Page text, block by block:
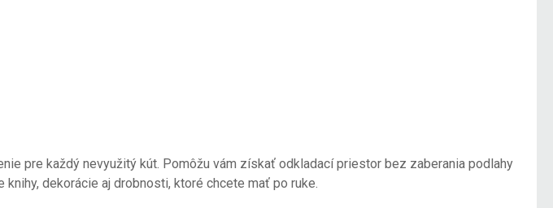
pre každý nevyužitý kút. Pomôžu vám získať odkladací priestor bez zaberania podlahy
dekorácie aj drobnosti, ktoré chcete mať po ruke.